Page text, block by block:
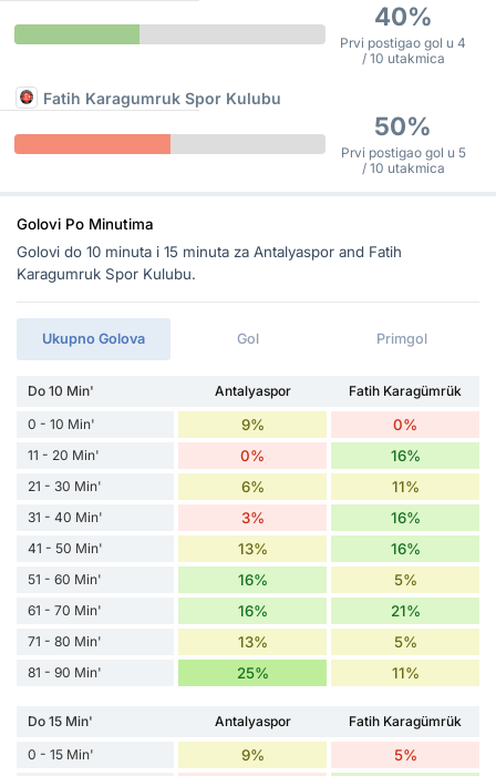
40%
Prvi postigao gol u 4
/ 10 utakmica
Fatih Karagumruk Spor Kulubu
50%
Prvi postigao gol u 5
/ 10 utakmica
Golovi Po Minutima
Golovi do 10 minuta i 15 minuta za Antalyaspor and Fatih
Karagumruk Spor Kulubu.
Ukupno Golova Gol Primgol
Do 10 Min' Antalyaspor
Fatih Karagümrük
0 - 10 Min'
9% 0%
11 - 20 Min' 0% 16%
21 - 30 Min' 6% 11%
31 - 40 Min' 3% 16%
41 - 50 Min' 13% 16%
51 - 60 Min' 16% 5%
61 - 70 Min' 16% 21%
71 - 80 Min' 13% 5%
81 - 90 Min' 25% 11%
Do 15 Min' Antalyaspor
Fatih Karagümrük
0 - 15 Min'
9% 5%